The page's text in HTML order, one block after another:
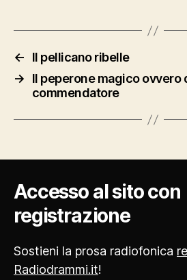
←
Il pellicano ribelle
→
Il peperone magico ovvero
commendatore
Accesso al sito con
registrazione
Sostieni la prosa radiofonica
Radiodrammi.it!